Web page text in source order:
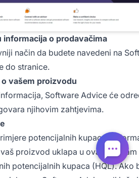
informacija o prodavačima
način da budete navedeni na
do stranice.
vašem proizvodu
Software Advice će
njihovim zahtjevima.
potencijalnih kupaca i
proizvod uklapa u ovaj program
potencijalnih kupaca (HQL). Ako